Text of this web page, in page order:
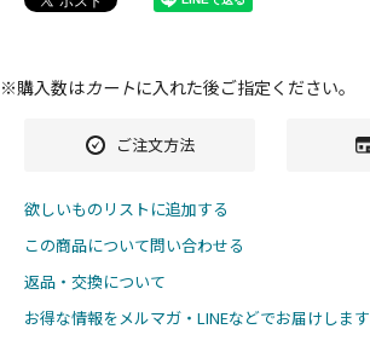
※購入数はカートに入れた後ご指定ください。
ご注文方法
欲しいものリストに追加する
この商品について問い合わせる
返品・交換について
お得な情報をメルマガ・LINEなどでお届けします